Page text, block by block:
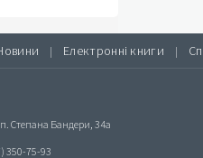
| Електронні книги |
Степана Бандери, 34а
350-75-93